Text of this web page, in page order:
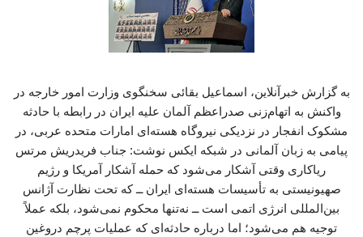
به گزارش خبرآنلاین، اسماعیل بقائی سخنگوی وزارت امور خارجه در
واکنش به اتهام‌زنی صدراعظم آلمان علیه ایران در رابطه با حادثه
مشکوک انفجار در نزدیکی نیروگاه‌ هسته‌ای امارات متحده عربی، در
پیامی به زبان آلمانی در شبکه ایکس نوشت: جناب فریدریش مرتس
ریاکاری وقتی آشکار می‌شود که حمله آشکار آمریکا و رژیم
صهیونیستی به تأسیسات هسته‌ای ایران ــ که تحت نظارت آژانس
بین‌المللی انرژی اتمی است ــ نه‌تنها محکوم نمی‌شود، بلکه عملاً
توجیه هم می‌شود؛ اما درباره حادثه‌ای که عملیات پرچم دروغین